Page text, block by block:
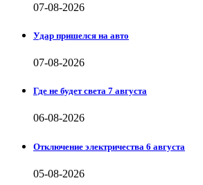
07-08-2026
Удар пришелся на авто
07-08-2026
Где не будет света 7 августа
06-08-2026
Отключение электричества 6 августа
05-08-2026